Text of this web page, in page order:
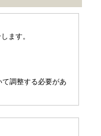
ます。
調整する必要があ